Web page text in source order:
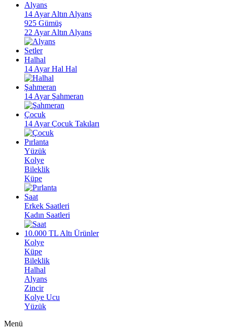
Alyans
14 Ayar Altın Alyans
925 Gümüş
22 Ayar Altın Alyans
Setler
Halhal
14 Ayar Hal Hal
Şahmeran
14 Ayar Şahmeran
Çocuk
14 Ayar Çocuk Takıları
Pırlanta
Yüzük
Kolye
Bileklik
Küpe
Saat
Erkek Saatleri
Kadın Saatleri
10.000 TL Altı Ürünler
Kolye
Küpe
Bileklik
Halhal
Alyans
Zincir
Kolye Ucu
Yüzük
Menü